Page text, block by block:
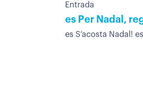
Entrada
es Per Nadal,
es S’acosta Nadal!